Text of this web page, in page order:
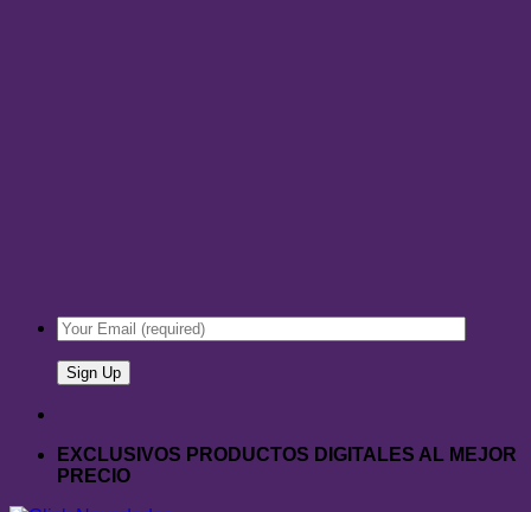
EXCLUSIVOS PRODUCTOS DIGITALES AL MEJOR
PRECIO